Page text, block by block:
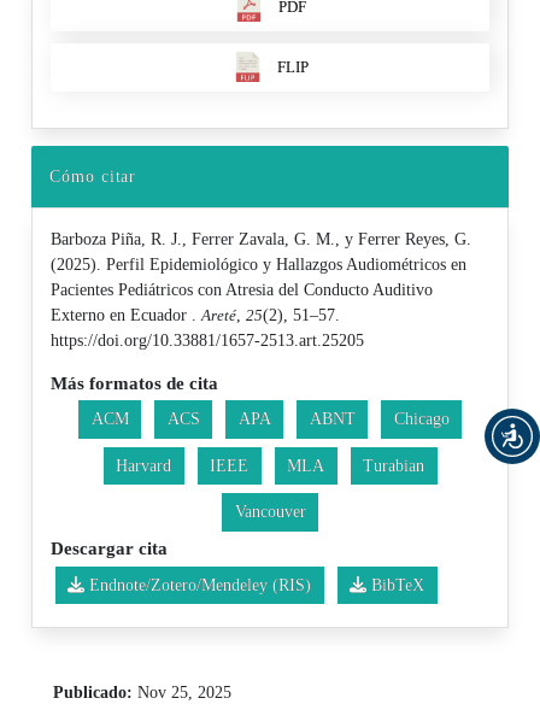
PDF
FLIP
Cómo citar
Barboza Piña, R. J., Ferrer Zavala, G. M., y Ferrer Reyes, G.
(2025). Perfil Epidemiológico y Hallazgos Audiométricos en
Pacientes Pediátricos con Atresia del Conducto Auditivo
Externo en Ecuador .Areté ,25(2), 51–57.
https://doi.org/10.33881/1657-2513.art.25205
Más formatos de cita
ACM ACS APA ABNT Chicago
Harvard IEEE MLA Turabian
Vancouver
Descargar cita
Endnote/Zotero/Mendeley (RIS) BibTeX
Publicado: Nov 25, 2025